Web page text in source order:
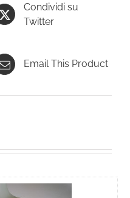
Condividi su
Twitter
Email This Product